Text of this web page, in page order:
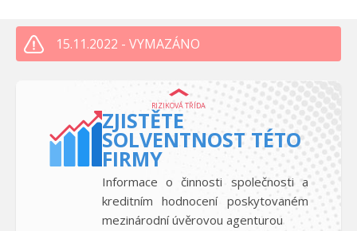
15.11.2022 - VYMAZÁNO
RIZIKOVÁ TŘÍDA
ZJISTĚTE
SOLVENTNOST TÉTO
FIRMY
Informace o činnosti společnosti a
kreditním hodnocení poskytovaném
mezinárodní úvěrovou agenturou